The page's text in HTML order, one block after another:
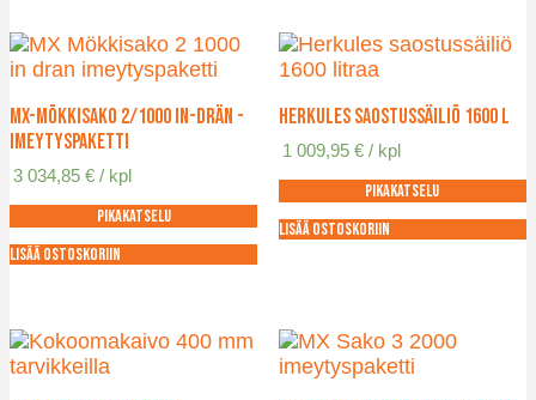
MX-Mökkisako 2/1000 IN-DRÄN -
imeytyspaketti
3 034,85€ / kpl
Pikakatselu
Lisää ostoskoriin
Herkules saostussäiliö 1600 l
1 009,95 € / kpl
Pikakatselu
Lisää ostoskoriin